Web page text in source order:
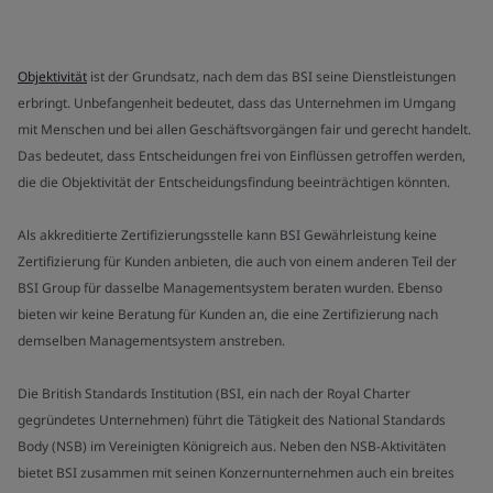
Objektivität ist der Grundsatz, nach dem das BSI seine Dienstleistungen
erbringt. Unbefangenheit bedeutet, dass das Unternehmen im Umgang
mit Menschen und bei allen Geschäftsvorgängen fair und gerecht handelt.
Das bedeutet, dass Entscheidungen frei von Einflüssen getroffen werden,
die die Objektivität der Entscheidungsfindung beeinträchtigen könnten.
Als akkreditierte Zertifizierungsstelle kann BSI Gewährleistung keine
Zertifizierung für Kunden anbieten, die auch von einem anderen Teil der
BSI Group für dasselbe Managementsystem beraten wurden. Ebenso
bieten wir keine Beratung für Kunden an, die eine Zertifizierung nach
demselben Managementsystem anstreben.
Die British Standards Institution (BSI, ein nach der Royal Charter
gegründetes Unternehmen) führt die Tätigkeit des National Standards
Body (NSB) im Vereinigten Königreich aus. Neben den NSB-Aktivitäten
bietet BSI zusammen mit seinen Konzernunternehmen auch ein breites